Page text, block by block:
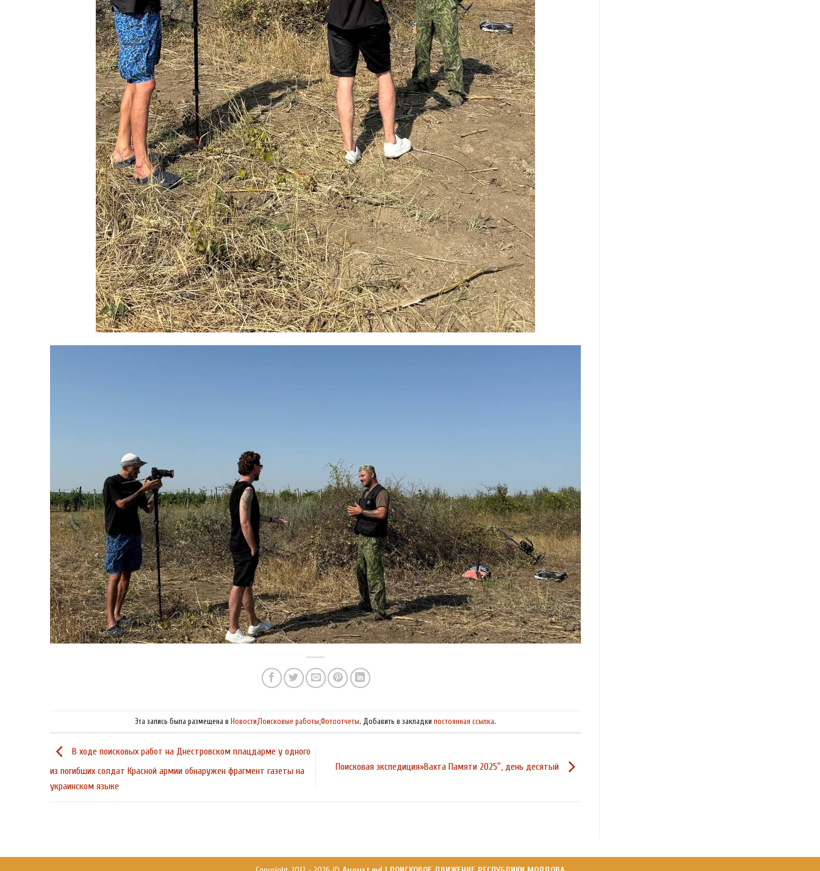
Эта запись была размещена в Новости Поисковые работы Фотоотчеты. Добавить в закладки постоянная ссылка.
В ходе поисковых работ на Днестровском плацдарме у одного
из погибших солдат Красной армии обнаружен фрагмент газеты на
украинском языке
Поисковая экспедиция»Вахта Памяти 2025″, день десятый